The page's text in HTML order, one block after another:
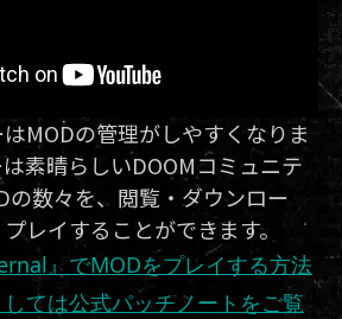
MODの管理がしやすくなりま
素晴らしいDOOMコミュニテ
の数々を、閲覧・ダウンロー
レイすることができます。
』でMODをプレイする方法
ては公式パッチノートをご覧